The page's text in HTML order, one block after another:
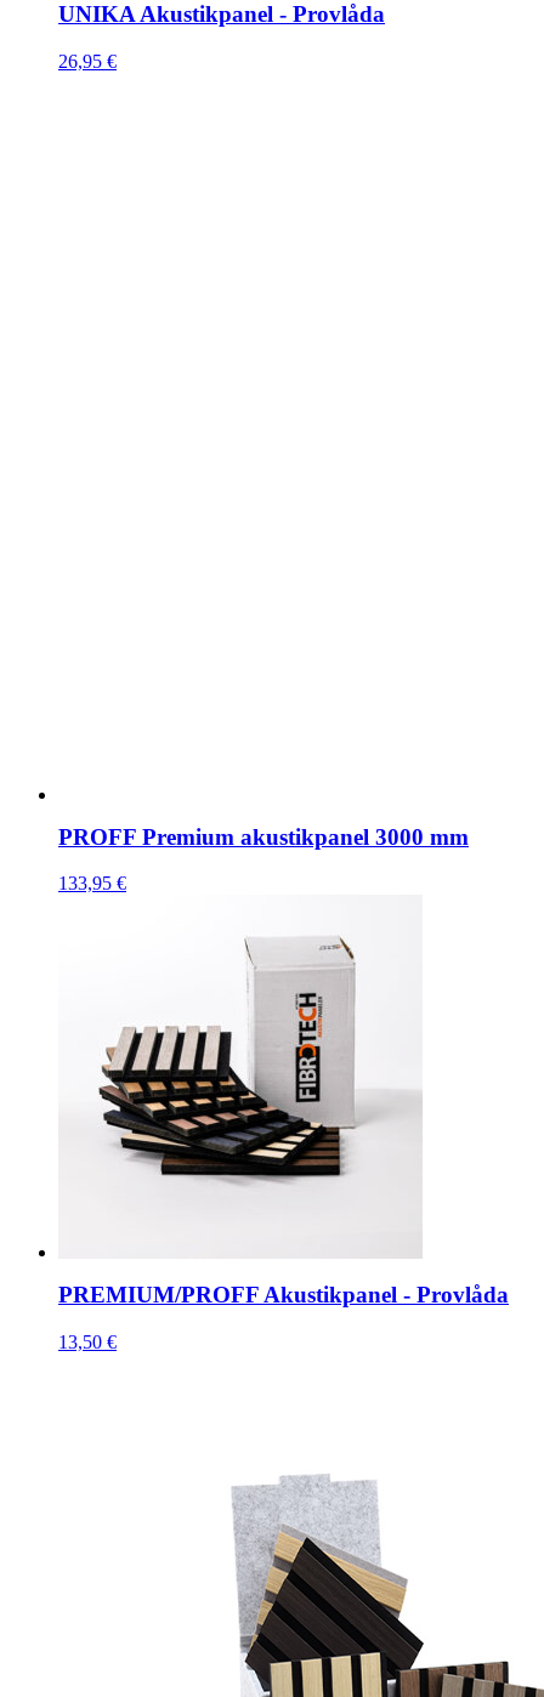
UNIKA Akustikpanel - Provlåda
26,95 €
PROFF Premium akustikpanel 3000 mm
133,95 €
PREMIUM/PROFF Akustikpanel - Provlåda
13,50 €